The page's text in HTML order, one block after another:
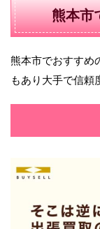
熊本市
熊本市でおすすめ
もあり大手で信頼